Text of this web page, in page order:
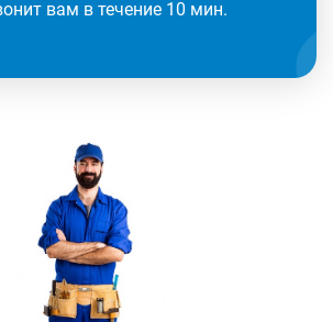
вам в течение 10 мин.